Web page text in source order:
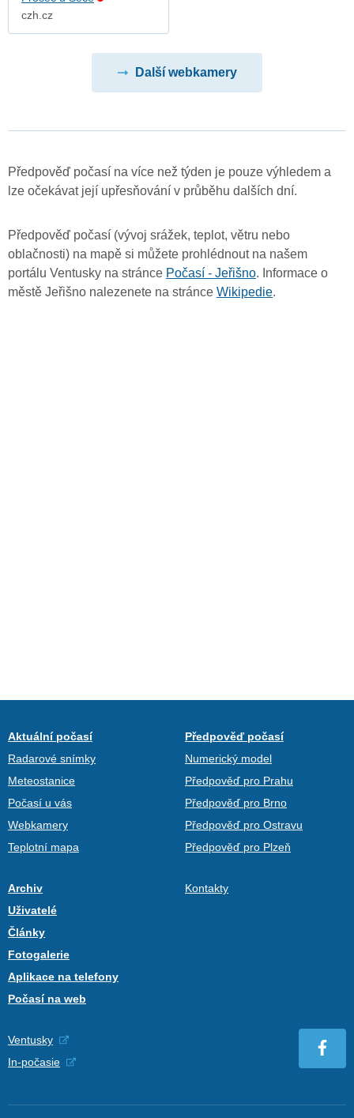
czh.cz
Další webkamery
Předpověď počasí na více než týden je pouze výhledem a
lze očekávat její upřesňování v průběhu dalších dní.
Předpověď počasí (vývoj srážek, teplot, větru nebo
oblačnosti) na mapě si můžete prohlédnout na našem
portálu Ventusky na stránce Počasí - Jeřišno. Informace o
městě Jeřišno nalezenete na stránce Wikipedie.
Aktuální počasí
Radarové snímky
Meteostanice
Počasí u vás
Webkamery
Teplotní mapa
Předpověď počasí
Numerický model
Předpověď pro Prahu
Předpověď pro Brno
Předpověď pro Ostravu
Předpověď pro Plzeň
Archiv
Uživatelé
Články
Fotogalerie
Aplikace na telefony
Počasí na web
Kontakty
Ventusky
In-počasie